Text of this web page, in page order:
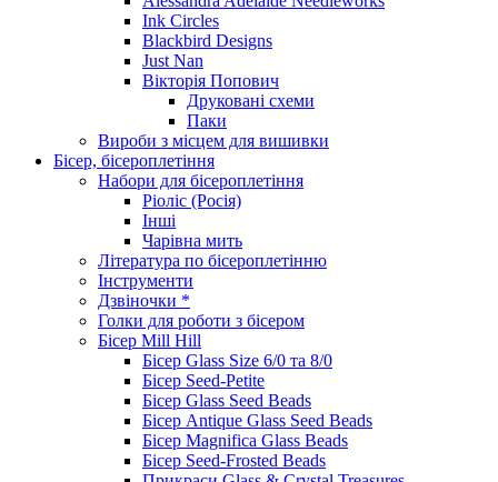
Ink Circles
Blackbird Designs
Just Nan
Вікторія Попович
Друковані схеми
Паки
Вироби з місцем для вишивки
Бісер, бісероплетіння
Набори для бісероплетіння
Ріоліс (Росія)
Інші
Чарівна мить
Література по бісероплетінню
Інструменти
Дзвіночки *
Голки для роботи з бісером
Бісер Mill Hill
Бісер Glass Size 6/0 та 8/0
Бісер Seed-Petite
Бісер Glass Seed Beads
Бісер Antique Glass Seed Beads
Бісер Magnifica Glass Beads
Бісер Seed-Frosted Beads